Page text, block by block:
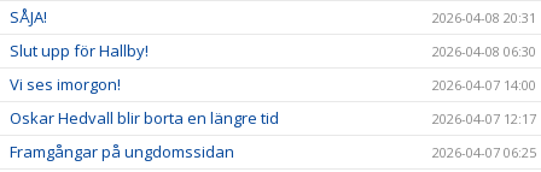
SÅJA! 2026-04-08 20:31
Slut upp för Hallby! 2026-04-08 06:30
Vi ses imorgon! 2026-04-07 14:00
Oskar Hedvall blir borta en längre tid 2026-04-07 12:17
Framgångar på ungdomssidan 2026-04-07 06:25